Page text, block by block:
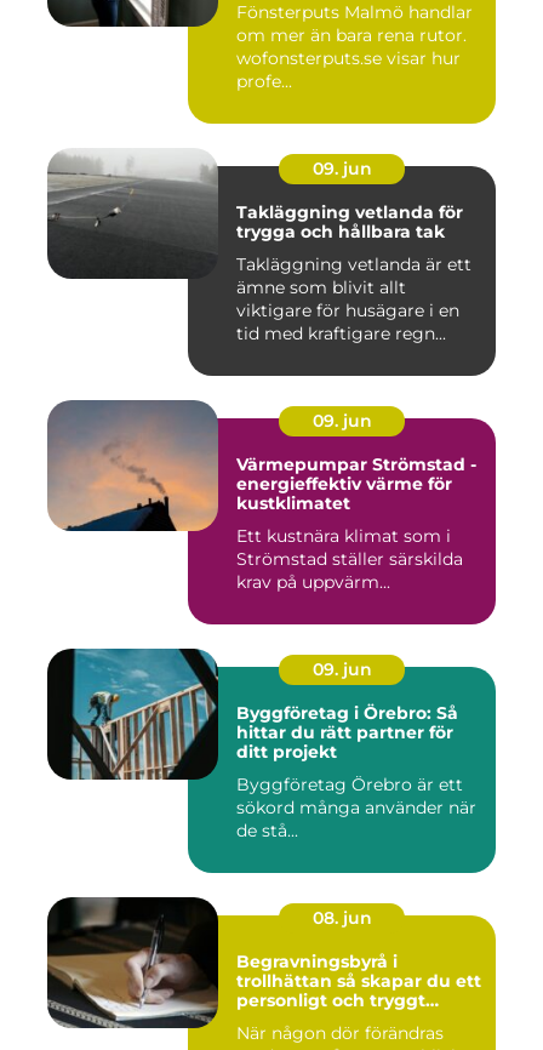
Fönsterputs Malmö handlar
om mer än bara rena rutor.
wofonsterputs.se visar hur
profe...
09. jun
Takläggning vetlanda för
trygga och hållbara tak
Takläggning vetlanda är ett
ämne som blivit allt
viktigare för husägare i en
tid med kraftigare regn...
09. jun
Värmepumpar Strömstad -
energieffektiv värme för
kustklimatet
Ett kustnära klimat som i
Strömstad ställer särskilda
krav på uppvärm...
09. jun
Byggföretag i Örebro: Så
hittar du rätt partner för
ditt projekt
Byggföretag Örebro är ett
sökord många använder när
de stå...
08. jun
Begravningsbyrå i
trollhättan så skapar du ett
personligt och tryggt
När någon dör förändras